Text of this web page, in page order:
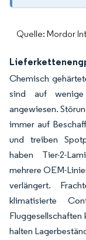
Quelle: Mordor
Chemisch
sind auf
angewiesen.
immer auf
und treiben
haben Tier-2-
mehrere OEM-
verlängert.
klimatisierte
Fluggesellschaften
halten